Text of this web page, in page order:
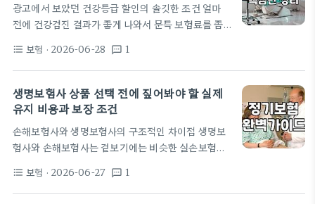
식도 있습니다. 가장 큰 차이는 가입 주체와 절차에 있
습니다. 단기운전자확대특약은 차주가 직접 보험사
앱이나 고객센터를 통해 신청해야 하며, 최소 하루 전
광고에서 보았던 건강등급 할인의 솔깃한 조건 얼마
전에 건강검진 결과가 좋게 나와서 문득 보험료를 좀
면 건강등급이 잘 나오면 보험료를 30% 이상 할인해
준다는 얘기가 꽤 많이 보이길래 솔깃했다. 3대질병보
험 같은 걸 새로 가입할 때 건강 등급에 따라 등급이 잘
나오면 최대 38%까지도 할인이 된다는 글을 봤다. 마
같은 중대 질환에 미리 대비해야 하지 않을까 하는 막
연한 불안감이 조금씩 들던 참이었다. 기존에 매달 나
가던 종합보험의 납입…
format_list_bulleted 보험 · 2026-06-28 textsms 1
생명보험사 상품 선택 전에 짚어봐야 할 실제
유지 비용과 보장 조건
손해보험사와 생명보험사의 구조적인 차이점 생명보
험사와 손해보험사는 겉보기에는 비슷한 실손보험이
운용 방식과 허가 기준에서 명확한 차이가 존재합니
다. 생명보험사(생보사)는 주로 사람의 생명이나 사망
format_list_bulleted 보험 · 2026-06-27 textsms 1